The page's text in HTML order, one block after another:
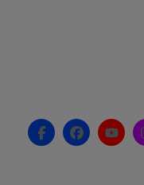
F
a
F
a
Y
o